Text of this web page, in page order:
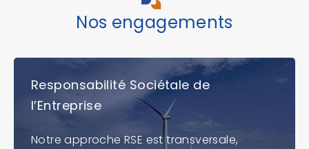
Nos engagements
Responsabilité Sociétale de
l’Entreprise
Notre approche RSE est transversale,